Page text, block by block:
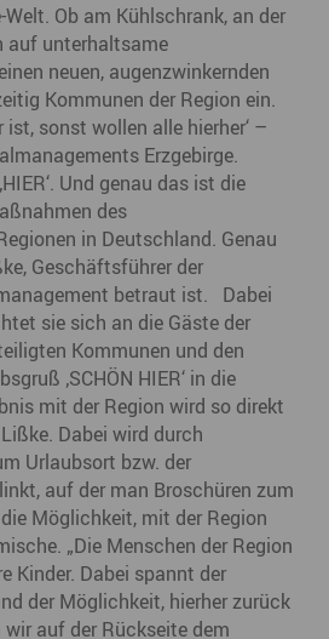
-entwicklung
Gemacht.
Wegewarte
Ob am Kühlschrank, an der
auf unterhaltsame
neuen, augenzwinkernden
Kommunen der Region ein.
sonst wollen alle hierher‘ –
Erzgebirge.
Und genau das ist die
des
in Deutschland. Genau
Geschäftsführer der
betraut ist. Dabei
sie sich an die Gäste der
Kommunen und den
‚SCHÖN HIER‘ in die
mit der Region wird so direkt
Dabei wird durch
Urlaubsort bzw. der
auf der man Broschüren zum
Möglichkeit, mit der Region
„Die Menschen der Region
Kinder. Dabei spannt der
der Möglichkeit, hierher zurück
auf der Rückseite dem